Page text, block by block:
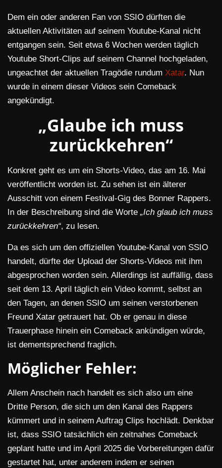
Dem ein oder anderen Fan von SSIO dürften die
aktuellen Aktivitäten auf seinem Youtube-Kanal nicht
entgangen sein. Seit etwa 6 Wochen werden täglich
Youtube Short-Clips auf seinem Channel hochgeladen,
ungeachtet der aktuellen Tragödie rundum Xatar. Nun
wurde in einem dieser Videos sein Comeback
angekündigt.
„Glaube ich muss
zurückkehren“
Konkret geht es um ein Shorts-Video, das am 16. Mai
veröffentlicht worden ist. Zu sehen ist ein älterer
Ausschitt von einem Festival-Gig des Bonner Rappers.
In der Beschreibung sind die Worte „Ich glaub ich muss
zurückkehren“, zu lesen.
Da es sich um den offiziellen Youtube-Kanal von SSIO
handelt, dürfte der Upload der Shorts-Videos mit ihm
abgesprochen worden sein. Allerdings ist auffällig, dass
seit dem 13. April täglich ein Video kommt, selbst an
den Tagen, an denen SSIO um seinen verstorbenen
Freund Xatar getrauert hat. Ob er genau in diese
Trauerphase hinein ein Comeback ankündigen würde,
ist dementsprechend fraglich.
Möglicher Fehler:
Allem Anschein nach handelt es sich also um eine
Dritte Person, die sich um den Kanal des Rappers
kümmert und in seinem Auftrag Clips hochlädt. Denkbar
ist, dass SSIO tatsächlich ein zeitnahes Comeback
geplant hatte und im April 2025 die Vorbereitungen dafür
gestartet hat, unter anderem indem er seinen